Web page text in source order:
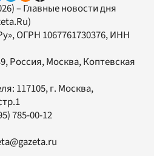
– Главные новости дня
, ОГРН 1067761730376, ИНН
Россия, Москва, Коптевская
117105, г. Москва,
785-00-12